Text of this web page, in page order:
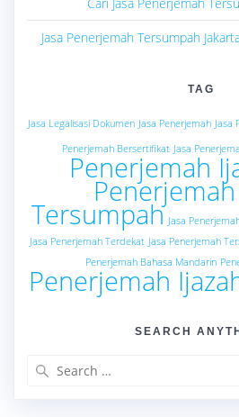
Jasa Penerjemah Tersumpah
TAG
Jasa Legalisasi Dokumen Jasa Penerjemah Jasa
Penerjemah Bersertifikat Jasa
Penerjemah
Tersumpah Jasa
Jasa Penerjemah Terdekat Jasa Penerjemah
Penerjemah Bahasa Mandarin
Penerjemah
SEARCH